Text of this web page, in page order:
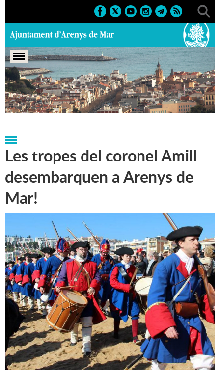
Portada > Notícies > Marcs > Culturals > 2014 > Tricentena
ri
Les tropes del coronel Amill
desembarquen a Arenys de
Mar!